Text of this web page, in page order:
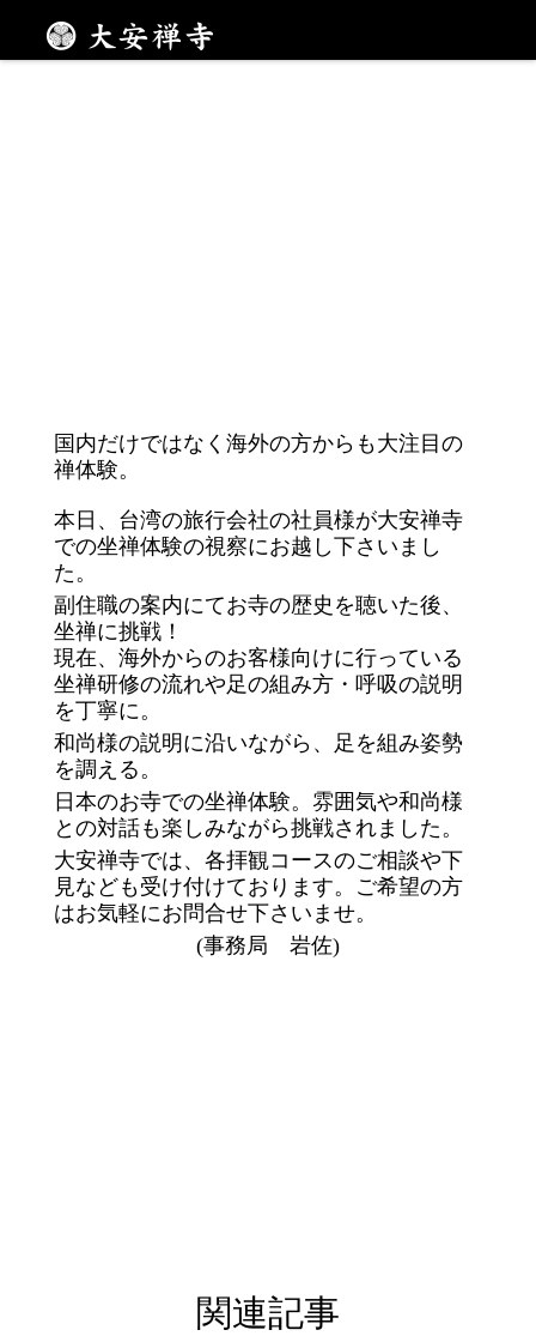
海外の方も注目！
国内だけではなく海外の方からも大注目の
禅体験。
本日、台湾の旅行会社の社員様が大安禅寺
での坐禅体験の視察にお越し下さいまし
た。
副住職の案内にてお寺の歴史を聴いた後、
坐禅に挑戦！
現在、海外からのお客様向けに行っている
坐禅研修の流れや足の組み方・呼吸の説明
を丁寧に。
和尚様の説明に沿いながら、足を組み姿勢
を調える。
日本のお寺での坐禅体験。雰囲気や和尚様
との対話も楽しみながら挑戦されました。
大安禅寺では、各拝観コースのご相談や下
見なども受け付けております。ご希望の方
はお気軽にお問合せ下さいませ。
(事務局 岩佐)
関連記事